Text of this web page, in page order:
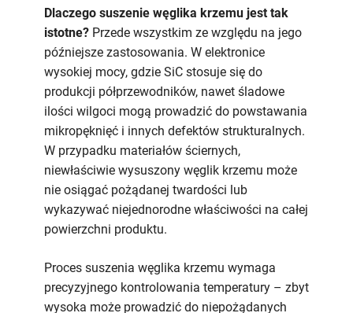
Dlaczego suszenie węglika krzemu jest tak
istotne? Przede wszystkim ze względu na jego
późniejsze zastosowania. W elektronice
wysokiej mocy, gdzie SiC stosuje się do
produkcji półprzewodników, nawet śladowe
ilości wilgoci mogą prowadzić do powstawania
mikropęknięć i innych defektów strukturalnych.
W przypadku materiałów ściernych,
niewłaściwie wysuszony węglik krzemu może
nie osiągać pożądanej twardości lub
wykazywać niejednorodne właściwości na całej
powierzchni produktu.
Proces suszenia węglika krzemu wymaga
precyzyjnego kontrolowania temperatury – zbyt
wysoka może prowadzić do niepożądanych